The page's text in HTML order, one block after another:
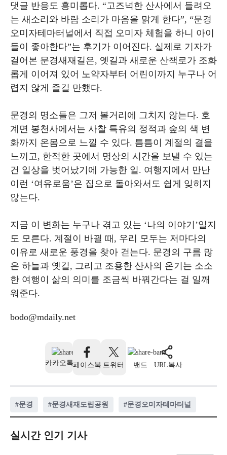
댓글 반응도 흥미롭다. “고즈넉한 산사에서 들려오
는 새소리와 바람 소리가 마음을 맑게 한다”, “문경
오미자테마터널에서 직접 오미자 체험을 하니 아이
들이 좋아한다”는 후기가 이어진다. 실제로 기자가
걸어본 문경새재길은, 옛길과 새로운 산책로가 조화
롭게 이어져 있어 노약자부터 어린이까지 누구나 어
렵지 않게 즐길 만했다.
문경의 명소들은 그저 볼거리에 그치지 않는다. 호
계면 봉천사에서는 사찰 특유의 정적과 숲의 색 변
화까지 온몸으로 느낄 수 있다. 틈틈이 계절의 결을
느끼고, 한적한 곳에서 명상의 시간을 보낼 수 있는
건 일상을 벗어났기에 가능한 일. 여행지에서 만난
이런 ‘여유로움’은 집으로 돌아와서도 쉽게 잊히지
않는다.
지금 이 변화는 누구나 겪고 있는 ‘나의 이야기’일지
도 모른다. 계절이 바뀔 때, 우리 모두는 저마다의
이유로 새로운 풍경을 찾아 걷는다. 문경의 구름 많
은 하늘과 옛길, 그리고 조용한 산사의 온기는 소소
한 여행이 삶의 의미를 조금씩 바꿔간다는 걸 일깨
워준다.
bodo@mdaily.net
카카오톡페이스북 트위터 밴드 URL복사
#문경 #문경새재도립공원 #문경오미자테마터널
실시간 인기 기사